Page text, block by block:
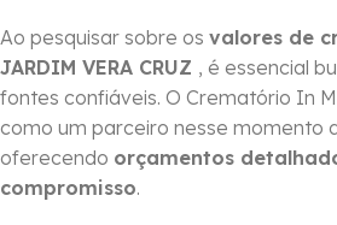
Ao pesquisar sobre os valores de
JARDIM VERA CRUZ , é essencial
fontes confiáveis. O Crematório In
como um parceiro nesse momento
oferecendo orçamentos
compromisso.